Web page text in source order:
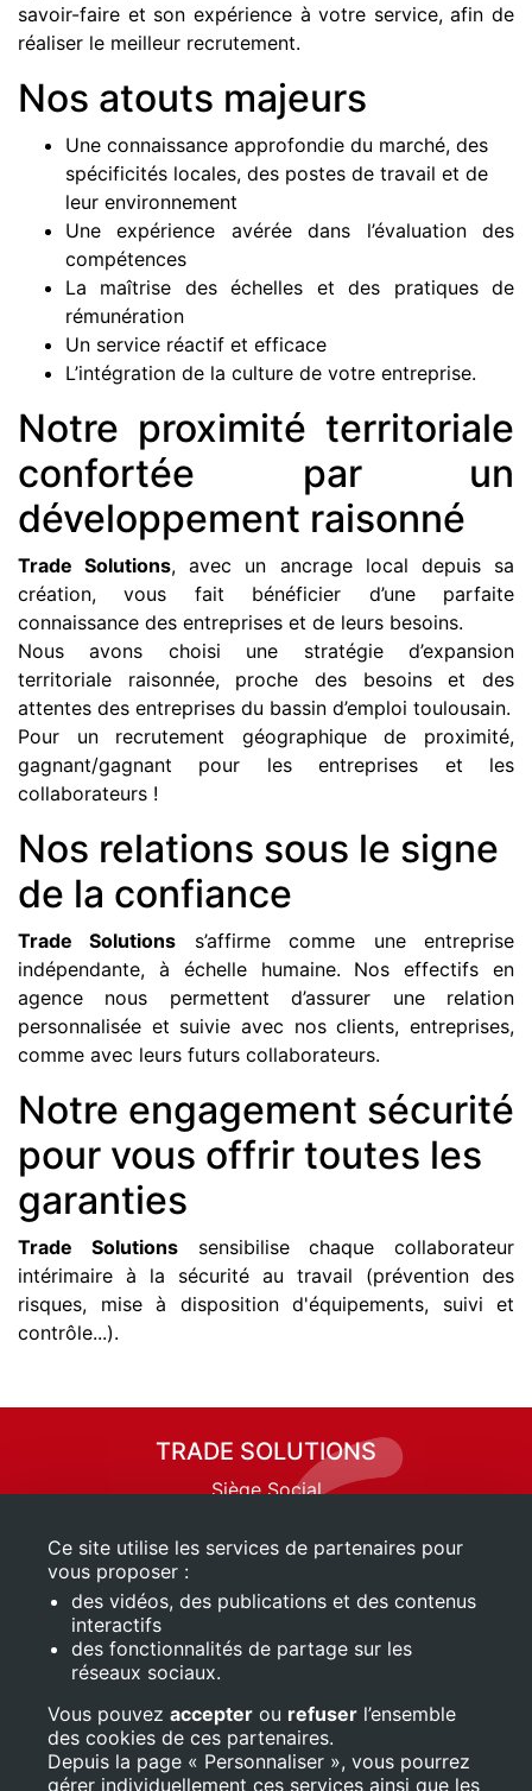
savoir-faire et son expérience à votre service, afin de
réaliser le meilleur recrutement.
Nos atouts majeurs
Une connaissance approfondie du marché, des
spécificités locales, des postes de travail et de
leur environnement
Une expérience avérée dans l’évaluation des
compétences
La maîtrise des échelles et des pratiques de
rémunération
Un service réactif et efficace
L’intégration de la culture de votre entreprise.
Notre proximité territoriale
confortée par un
développement raisonné
Trade Solutions, avec un ancrage local depuis sa
création, vous fait bénéficier d’une parfaite
connaissance des entreprises et de leurs besoins.
Nous avons choisi une stratégie d’expansion
territoriale raisonnée, proche des besoins et des
attentes des entreprises du bassin d’emploi toulousain.
Pour un recrutement géographique de proximité,
gagnant/gagnant pour les entreprises et les
collaborateurs !
Nos relations sous le signe
de la confiance
Trade Solutions s’affirme comme une entreprise
indépendante, à échelle humaine. Nos effectifs en
agence nous permettent d’assurer une relation
personnalisée et suivie avec nos clients, entreprises,
comme avec leurs futurs collaborateurs.
Notre engagement sécurité
pour vous offrir toutes les
garanties
Trade Solutionssensibilise chaque collaborateur
intérimaire à la sécurité au travail (prévention des
risques, mise à disposition d'équipements, suivi et
contrôle...).
TRADE SOLUTIONS
Siège Social
31240 SAINT-JEAN
Tél. 05 61 30 97 77
mail_outline Nous écrire
Mentions légales
QUI SOMMES-NOUS ?
> L’entreprise
>Nos valeurs
Ce site utilise les services de partenaires pour
vous proposer :
des vidéos, des publications et des contenus
interactifs
des fonctionnalités de partage sur les
réseaux sociaux.
Vous pouvez accepter ou refuser l’ensemble
des cookies de ces partenaires.
Depuis la page « Personnaliser », vous pourrez
gérer individuellement ces services ainsi que les